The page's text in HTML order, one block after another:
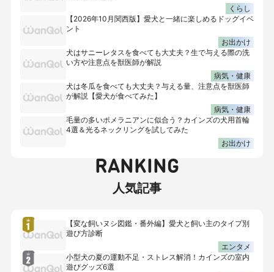
くらし
【2026年10月関西版】愛犬と一緒に楽しめるドッグイベ
ント
お出かけ
犬はサニーレタスを食べても大丈夫？生で与える際の洗
い方や注意点を獣医師が解説
病気・健康
犬は冬瓜を食べても大丈夫？与える量、注意点を獣医師
が解説【愛犬が食べてみた】
病気・健康
毛量の多いポメラニアンに似合う？カインズの犬用首輪
4選＆光るネックリングを試してみた
お出かけ
RANKING
人気記事
【変な飼いヌシ図鑑・番外編】愛犬と飼い主のタイプ別
遊び方診断
エンタメ
小型犬の夏の運動不足・ストレス解消！カインズの室内
遊びグッズ6選